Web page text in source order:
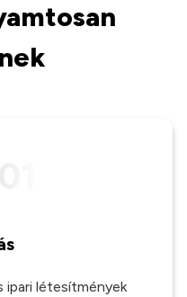
ipari létesítmények